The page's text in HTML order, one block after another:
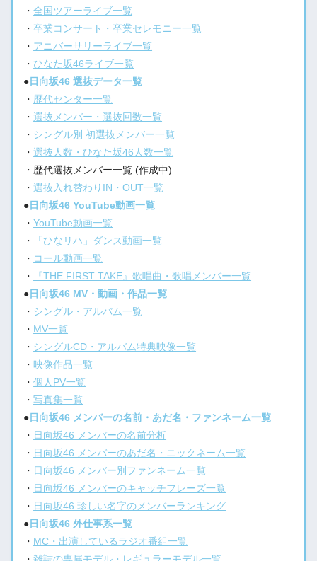
・全国ツアーライブ一覧
・卒業コンサート・卒業セレモニー一覧
・ アニバーサリーライブ一覧
・ひなた坂46ライブ一覧
● 日向坂46 選抜データ一覧
・ 歴代センター一覧
・選抜メンバー・選抜回数一覧
・ シングル別 初選抜メンバー一覧
・選抜人数・ひなた坂46人数一覧
・歴代選抜メンバー一覧 (作成中)
・選抜入れ替わりIN・OUT一覧
● 日向坂46 YouTube動画一覧
・YouTube動画一覧
・
「ひなリハ」ダンス動画一覧
・ コール動画一覧
・
『THE FIRST TAKE』歌唱曲・歌唱メンバー一覧
● 日向坂46 MV・動画・作品一覧
・ シングル・アルバム一覧
・ MV一覧
・ シングルCD・アルバム特典映像一覧
・ 映像作品一覧
・個人PV一覧
・写真集一覧
● 日向坂46 メンバーの名前・あだ名・ファンネーム一覧
・ 日向坂46 メンバーの名前分析
・ 日向坂46 メンバーのあだ名・ニックネーム一覧
・ 日向坂46 メンバー別ファンネーム一覧
・ 日向坂46 メンバーのキャッチフレーズ一覧
・ 日向坂46 珍しい名字のメンバーランキング
● 日向坂46 外仕事系一覧
・ MC・出演しているラジオ番組一覧